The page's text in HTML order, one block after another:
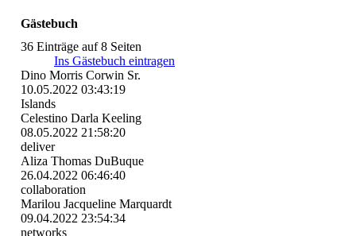
Gästebuch
36 Einträge auf 8 Seiten
Ins Gästebuch eintragen
Dino Morris Corwin Sr.
10.05.2022 03:43:19
Islands
Celestino Darla Keeling
08.05.2022 21:58:20
deliver
Aliza Thomas DuBuque
26.04.2022 06:46:40
collaboration
Marilou Jacqueline Marquardt
09.04.2022 23:54:34
networks